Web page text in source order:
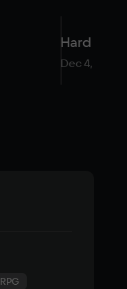
Hard
Dec 4, 2015
RPG